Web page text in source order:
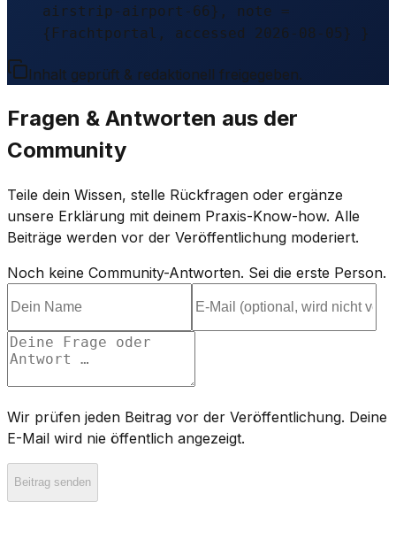
airstrip-airport-66}, note =
{Frachtportal, accessed 2026-08-05} }
Inhalt geprüft & redaktionell freigegeben.
Fragen & Antworten aus der
Community
Teile dein Wissen, stelle Rückfragen oder ergänze
unsere Erklärung mit deinem Praxis-Know-how. Alle
Beiträge werden vor der Veröffentlichung moderiert.
Noch keine Community-Antworten. Sei die erste Person.
Wir prüfen jeden Beitrag vor der Veröffentlichung. Deine
E-Mail wird nie öffentlich angezeigt.
Beitrag senden